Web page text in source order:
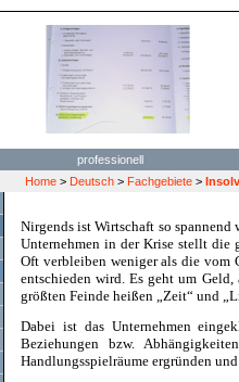
professionell
Home > Deutsch > Fachgebiete >
Nirgends ist Wirtschaft so spannend
Unter­neh­men in der Krise stellt die
Oft verbleiben weniger als die vom
entschieden wird. Es geht um
größten Feinde heißen „Zeit“ und
Dabei ist das Unternehmen
Beziehungen bzw.
Handlungsspielräume er­gründen